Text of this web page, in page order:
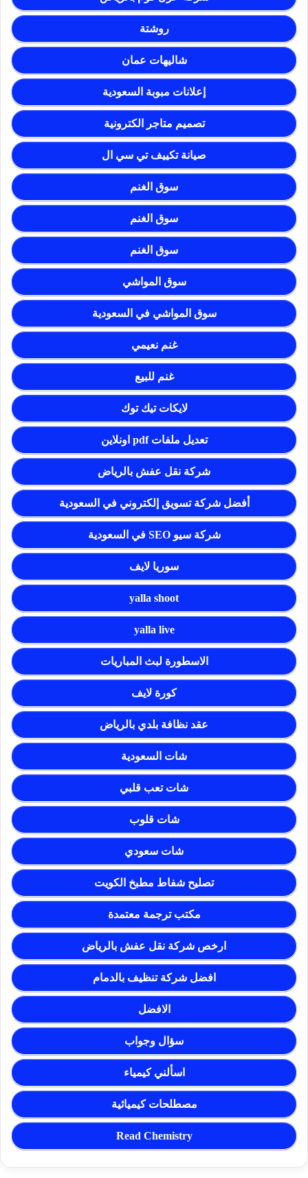
روشتة
شاليهات عمان
إعلانات مبوبة السعودية
تصميم متاجر الكترونية
صيانة تكييف تي سي ال
سوق الغنم
سوق الغنم
سوق الغنم
سوق المواشي
سوق المواشي في السعودية
غنم نعيمي
غنم للبيع
لايكات تيك توك
تعديل ملفات pdf اونلاين
شركة نقل عفش بالرياض
أفضل شركة تسويق إلكتروني في السعودية
شركة سيو SEO في السعودية
سوريا لايف
yalla shoot
yalla live
الاسطورة لبث المباريات
كورة لايف
عقد نظافة بلدي بالرياض
شات السعودية
شات تعب قلبي
شات قلوب
شات سعودي
تصليح شفاط مطبخ الكويت
مكتب ترجمة معتمدة
ارخص شركة نقل عفش بالرياض
افضل شركة تنظيف بالدمام
الافضل
سؤال وجواب
اسألني كيمياء
مصطلحات كيميائية
Read Chemistry